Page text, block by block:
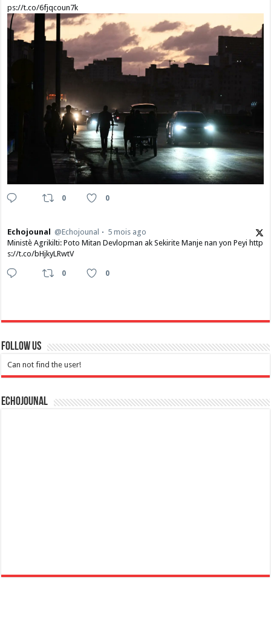
ps://t.co/6fjqcoun7k
0 0
Echojounal @Echojounal
5 mois ago
Ministè Agrikilti: Poto Mitan Devlopman ak Sekirite Manje nan yon Peyi http
s://t.co/bHjkyLRwtV
0 0
Follow Us
Can not find the user!
Echojounal